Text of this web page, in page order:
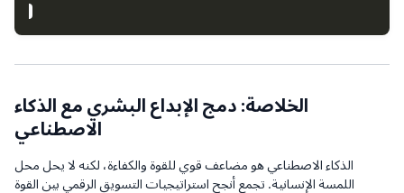
الخلاصة: دمج الإبداع البشري مع الذكاء
الاصطناعي
الذكاء الاصطناعي هو مضاعف قوي للقوة والكفاءة، لكنه لا يحل محل
اللمسة الإنسانية. تجمع أنجح استراتيجيات التسويق الرقمي بين القوة